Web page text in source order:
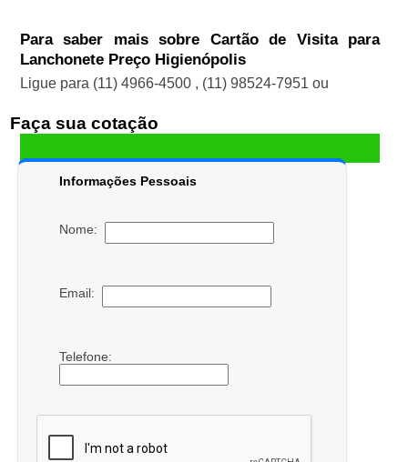
Para saber mais sobre Cartão de Visita para
Lanchonete Preço Higienópolis
Ligue para (11) 4966-4500 , (11) 98524-7951 ou
Faça sua cotação
Informações Pessoais
Nome:
Email:
Telefone: